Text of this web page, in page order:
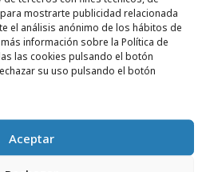
mostrarte publicidad relacionada
el análisis anónimo de los hábitos de
información sobre la Política de
las cookies pulsando el botón
su uso pulsando el botón
Aceptar